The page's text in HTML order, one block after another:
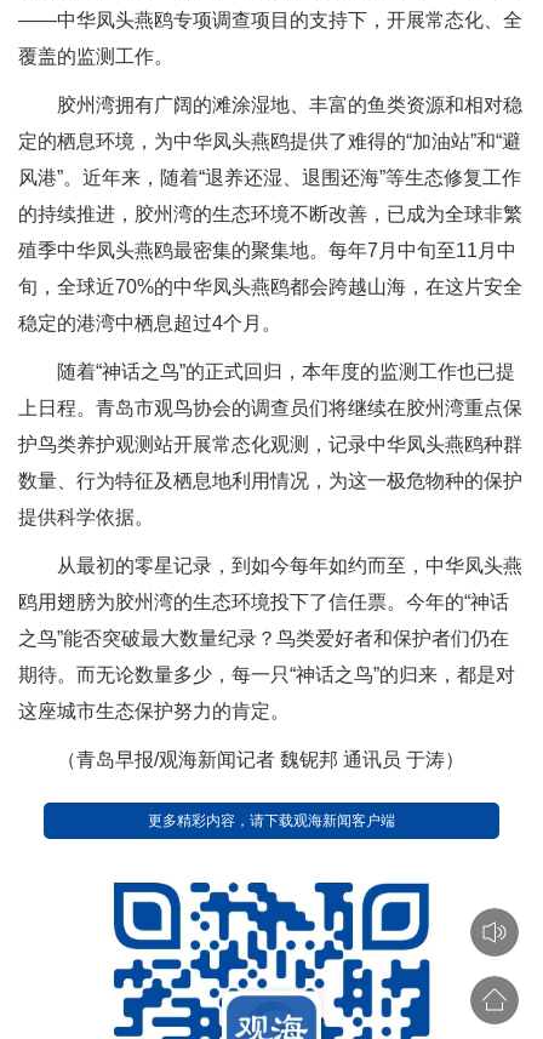
——中华凤头燕鸥专项调查项目的支持下，开展常态化、全
覆盖的监测工作。
胶州湾拥有广阔的滩涂湿地、丰富的鱼类资源和相对稳
定的栖息环境，为中华凤头燕鸥提供了难得的“加油站”和“避
风港”。近年来，随着“退养还湿、退围还海”等生态修复工作
的持续推进，胶州湾的生态环境不断改善，已成为全球非繁
殖季中华凤头燕鸥最密集的聚集地。每年7月中旬至11月中
旬，全球近70%的中华凤头燕鸥都会跨越山海，在这片安全
稳定的港湾中栖息超过4个月。
随着“神话之鸟”的正式回归，本年度的监测工作也已提
上日程。青岛市观鸟协会的调查员们将继续在胶州湾重点保
护鸟类养护观测站开展常态化观测，记录中华凤头燕鸥种群
数量、行为特征及栖息地利用情况，为这一极危物种的保护
提供科学依据。
从最初的零星记录，到如今每年如约而至，中华凤头燕
鸥用翅膀为胶州湾的生态环境投下了信任票。今年的“神话
之鸟”能否突破最大数量纪录？鸟类爱好者和保护者们仍在
期待。而无论数量多少，每一只“神话之鸟”的归来，都是对
这座城市生态保护努力的肯定。
（青岛早报/观海新闻记者 魏铌邦 通讯员 于涛）
更多精彩内容，请下载观海新闻客户端